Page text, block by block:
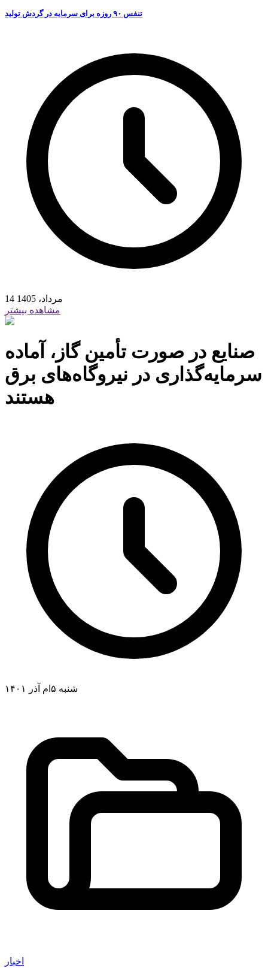
تنفس ۹۰ روزه برای سرمایه در گردش تولید
14 مرداد، 1405
مشاهده بیشتر
صنایع در صورت تأمین گاز، آماده
سرمایه‌گذاری در نیروگاه‌های برق
هستند
شنبه ۵ام آذر ۱۴۰۱
اخبار